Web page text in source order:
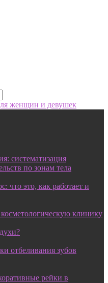
женщин и девушек
систематизация
по зонам тела
что это, как работает и
клинику
отбеливания зубов
рейки в